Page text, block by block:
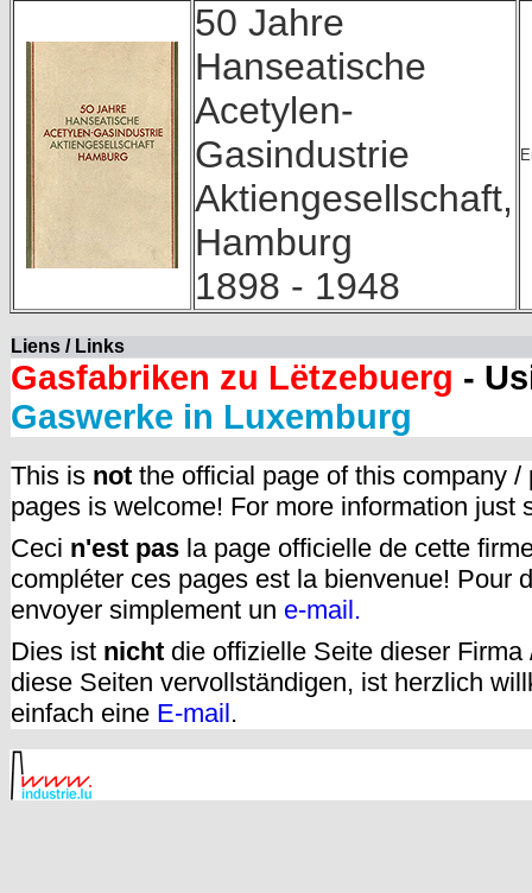
50 Jahre
Hanseatische
Acetylen-
Gasindustrie
Aktiengesellschaft,
Hamburg
1898 - 1948
Liens / Links
Gasfabriken zu Lëtzebuerg -
Gaswerke in Luxemburg
This is not the official page of this company
pages is welcome! For more information just
Ceci n'est pas la page officielle de cette
compléter ces pages est la bienvenue! Pour
envoyer simplement un e-mail.
Dies ist nicht die offizielle Seite dieser
diese Seiten vervollständigen, ist herzlich
einfach eine E-mail.